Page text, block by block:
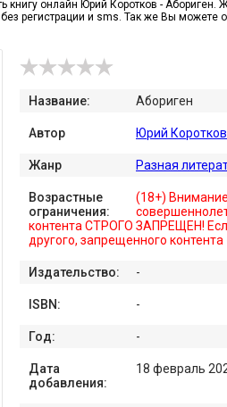
книгу онлайн Юрий Коротков -
регистрации и sms. Так же Вы
Название: Абориген
Автор Юрий Коротков
Жанр Разная
Возрастные
ограничения:
(18+)
контента СТРОГО ЗАПРЕЩЕН!
другого, запрещенного
Издательство: -
ISBN: -
Год: -
Дата
добавления:
18 февраль